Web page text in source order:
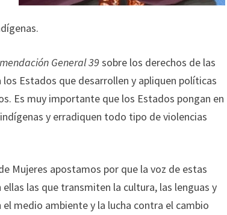
General 39sobre los derechos de las
Estados que desarrollen y apliquen políticas
Es muy importante que los Estados pongan en
y erradiquen todo tipo de violencias
Mujeres apostamos por que la voz de estas
las que transmiten la cultura, las lenguas y
medio ambiente y la lucha contra el cambio